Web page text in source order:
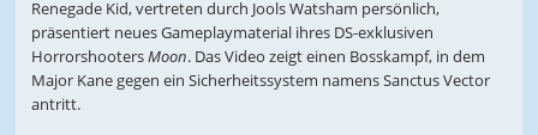
Renegade Kid, vertreten durch Jools Watsham persönlich,
präsentiert neues Gameplaymaterial ihres DS-exklusiven
HorrorshootersMoon. Das Video zeigt einen Bosskampf, in dem
Major Kane gegen ein Sicherheitssystem namens Sanctus Vector
antritt.